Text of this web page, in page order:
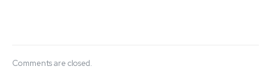
Comments are closed.